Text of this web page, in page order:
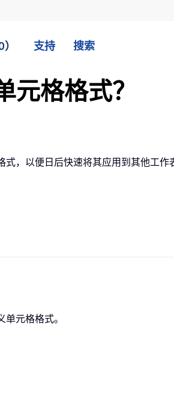
支持 搜索
格格式？
，以便日后快速将其应用到其他工
元格格式。